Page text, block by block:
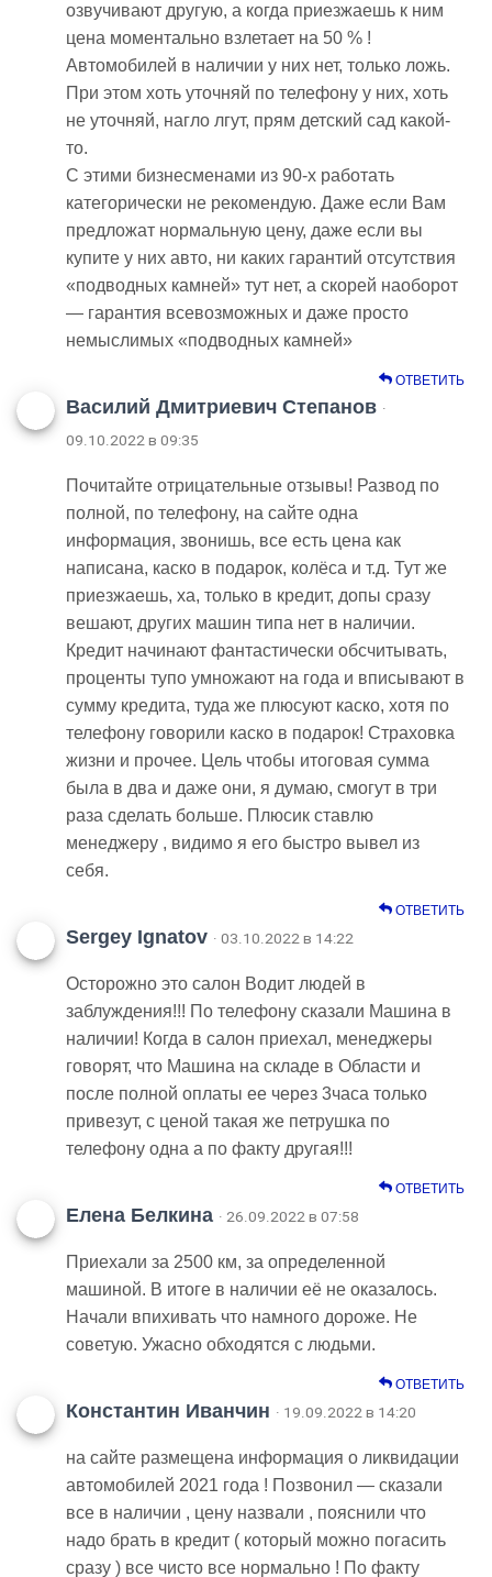
озвучивают другую, а когда приезжаешь к ним
цена моментально взлетает на 50 % !
Автомобилей в наличии у них нет, только ложь.
При этом хоть уточняй по телефону у них, хоть
не уточняй, нагло лгут, прям детский сад какой-
то.
С этими бизнесменами из 90-х работать
категорически не рекомендую. Даже если Вам
предложат нормальную цену, даже если вы
купите у них авто, ни каких гарантий отсутствия
«подводных камней» тут нет, а скорей наоборот
— гарантия всевозможных и даже просто
немыслимых «подводных камней»
ОТВЕТИТЬ
Василий Дмитриевич Степанов ·
09.10.2022 в 09:35
Почитайте отрицательные отзывы! Развод по
полной, по телефону, на сайте одна
информация, звонишь, все есть цена как
написана, каско в подарок, колёса и т.д. Тут же
приезжаешь, ха, только в кредит, допы сразу
вешают, других машин типа нет в наличии.
Кредит начинают фантастически обсчитывать,
проценты тупо умножают на года и вписывают в
сумму кредита, туда же плюсуют каско, хотя по
телефону говорили каско в подарок! Страховка
жизни и прочее. Цель чтобы итоговая сумма
была в два и даже они, я думаю, смогут в три
раза сделать больше. Плюсик ставлю
менеджеру , видимо я его быстро вывел из
себя.
ОТВЕТИТЬ
Sergey Ignatov · 03.10.2022 в 14:22
Осторожно это салон Водит людей в
заблуждения!!! По телефону сказали Машина в
наличии! Когда в салон приехал, менеджеры
говорят, что Машина на складе в Области и
после полной оплаты ее через 3часа только
привезут, с ценой такая же петрушка по
телефону одна а по факту другая!!!
ОТВЕТИТЬ
Елена Белкина · 26.09.2022 в 07:58
Приехали за 2500 км, за определенной
машиной. В итоге в наличии её не оказалось.
Начали впихивать что намного дороже. Не
советую. Ужасно обходятся с людьми.
ОТВЕТИТЬ
Константин Иванчин · 19.09.2022 в 14:20
на сайте размещена информация о ликвидации
автомобилей 2021 года ! Позвонил — сказали
все в наличии , цену назвали , пояснили что
надо брать в кредит ( который можно погасить
сразу ) все чисто все нормально ! По факту